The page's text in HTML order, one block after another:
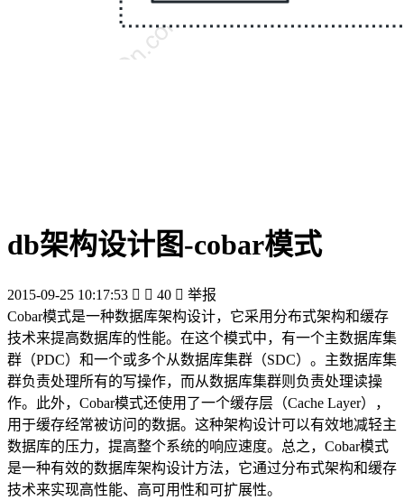
db架构设计图-cobar模式
2015-09-25 10:17:53   40  举报
Cobar模式是一种数据库架构设计，它采用分布式架构和缓存
技术来提高数据库的性能。在这个模式中，有一个主数据库集
群（PDC）和一个或多个从数据库集群（SDC）。主数据库集
群负责处理所有的写操作，而从数据库集群则负责处理读操
作。此外，Cobar模式还使用了一个缓存层（Cache Layer），
用于缓存经常被访问的数据。这种架构设计可以有效地减轻主
数据库的压力，提高整个系统的响应速度。总之，Cobar模式
是一种有效的数据库架构设计方法，它通过分布式架构和缓存
技术来实现高性能、高可用性和可扩展性。